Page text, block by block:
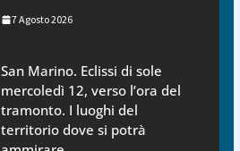
7 Agosto 2026
San Marino. Eclissi di sole
mercoledì 12, verso l’ora del
tramonto. I luoghi del
territorio dove si potrà